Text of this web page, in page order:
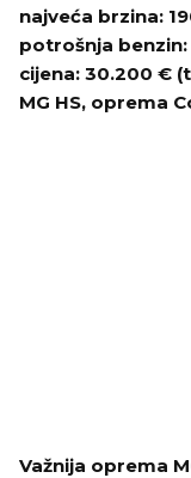
najveća brzina:
potrošnja benzin:
cijena: 30.200 €
MG HS, oprema
Važnija oprema